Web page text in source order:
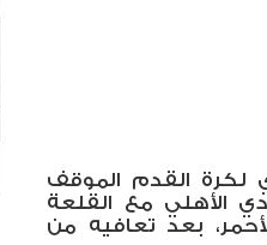
لكرة القدم الموقف
الأهلي مع القلعة
بعد تعافيه من